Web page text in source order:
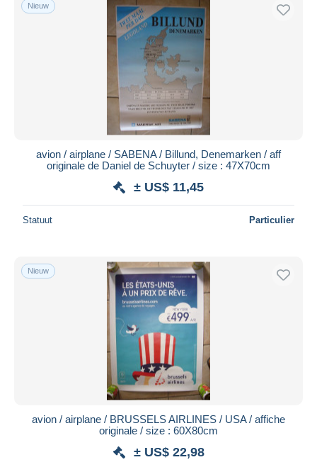
Nieuw
avion / airplane / SABENA / Billund, Denemarken / aff
originale de Daniel de Schuyter / size : 47X70cm
± US$ 11,45
Statuut Particulier
Nieuw
avion / airplane / BRUSSELS AIRLINES / USA / affiche
originale / size : 60X80cm
± US$ 22,98